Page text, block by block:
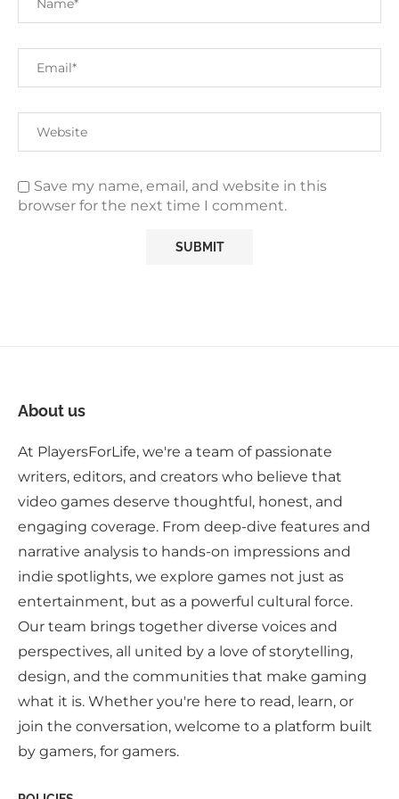
Save my name, email, and website in this
browser for the next time I comment.
About us
At PlayersForLife, we're a team of passionate
writers, editors, and creators who believe that
video games deserve thoughtful, honest, and
engaging coverage. From deep-dive features and
narrative analysis to hands-on impressions and
indie spotlights, we explore games not just as
entertainment, but as a powerful cultural force.
Our team brings together diverse voices and
perspectives, all united by a love of storytelling,
design, and the communities that make gaming
what it is. Whether you're here to read, learn, or
join the conversation, welcome to a platform built
by gamers, for gamers.